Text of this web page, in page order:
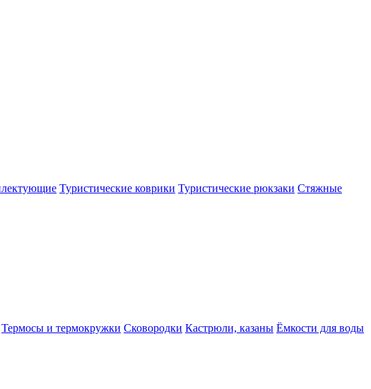
Туристические коврики Туристические рюкзаки Стяжные
Термосы и термокружки Сковородки Кастрюли, казаны Ёмкости для воды